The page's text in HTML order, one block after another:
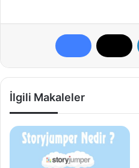
İlgili Makaleler